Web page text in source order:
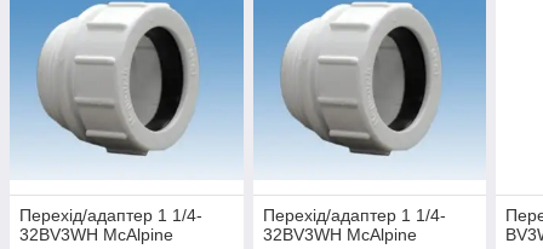
Перехід/адаптер 1 1/4-
32BV3WH McAlpine
Перехід/адаптер 1 1/4-
32BV3WH McAlpine